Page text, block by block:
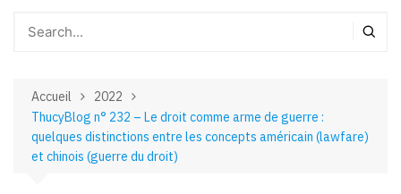
Accueil
2022
ThucyBlog n° 232 – Le droit comme arme de guerre :
quelques distinctions entre les concepts américain (lawfare)
et chinois (guerre du droit)